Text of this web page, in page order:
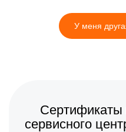
У меня
Сертификаты
сервисного